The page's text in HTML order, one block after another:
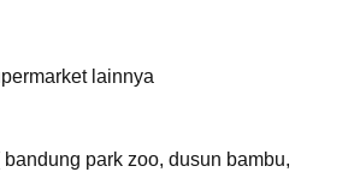
lainnya
park zoo, dusun bambu,